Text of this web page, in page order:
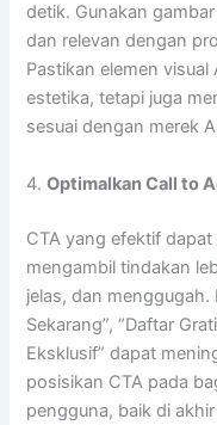
detik. Gunakan
dan relevan dengan
Pastikan elemen
estetika, tetapi juga
sesuai dengan merek
4.Optimalkan Call to
CTA yang efektif
mengambil tindakan
jelas, dan menggugah.
Sekarang”, “Daftar
Eksklusif” dapat
posisikan CTA pada
pengguna, baik di